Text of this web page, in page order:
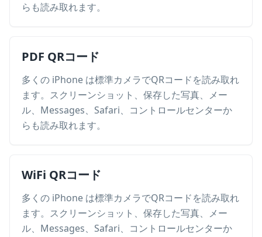
らも読み取れます。
PDF QRコード
多くの iPhone は標準カメラでQRコードを読み取れ
ます。スクリーンショット、保存した写真、メー
ル、Messages、Safari、コントロールセンターか
らも読み取れます。
WiFi QRコード
多くの iPhone は標準カメラでQRコードを読み取れ
ます。スクリーンショット、保存した写真、メー
ル、Messages、Safari、コントロールセンターか